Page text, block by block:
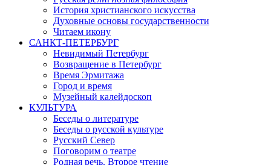
История христианского искусства
Духовные основы государственности
Читаем икону
САНКТ-ПЕТЕРБУРГ
Невидимый Петербург
Возвращение в Петербург
Время Эрмитажа
Город и время
Музейный калейдоскоп
КУЛЬТУРА
Беседы о литературе
Беседы о русской культуре
Русский Север
Поговорим о театре
Родная речь. Второе чтение